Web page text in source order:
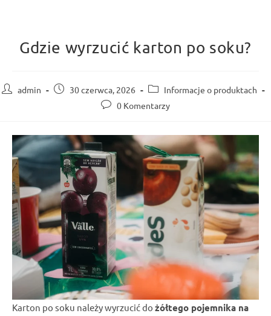
Gdzie wyrzucić karton po soku?
Postadmin
Post30 czerwca, 2026
Post
category:
Informacje o produktach
Post0 Komentarzy
Karton po soku należy wyrzucić do żółtego pojemnika na